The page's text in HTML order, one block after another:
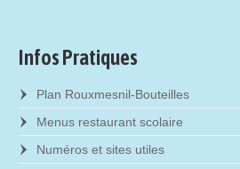
Infos Pratiques
Plan Rouxmesnil-Bouteilles
Menus restaurant scolaire
Numéros et sites utiles